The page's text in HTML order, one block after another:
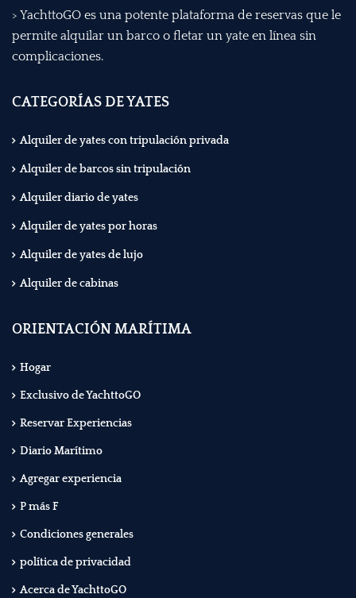
> YachttoGO es una potente plataforma de reservas que le
permite alquilar un barco o fletar un yate en línea sin
complicaciones.
CATEGORÍAS DE YATES
Alquiler de yates con tripulación privada
Alquiler de barcos sin tripulación
Alquiler diario de yates
Alquiler de yates por horas
Alquiler de yates de lujo
Alquiler de cabinas
ORIENTACIÓN MARÍTIMA
Hogar
Exclusivo de YachttoGO
Reservar Experiencias
Diario Marítimo
Agregar experiencia
P más F
Condiciones generales
política de privacidad
Acerca de YachttoGO